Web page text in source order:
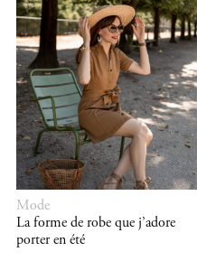
Mode
La forme de robe que j’adore
porter en été